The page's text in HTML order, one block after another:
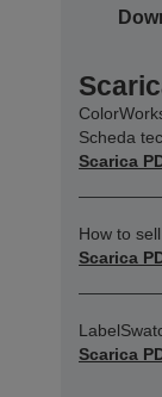
Scheda
Scarica
How to
Scarica
Scarica